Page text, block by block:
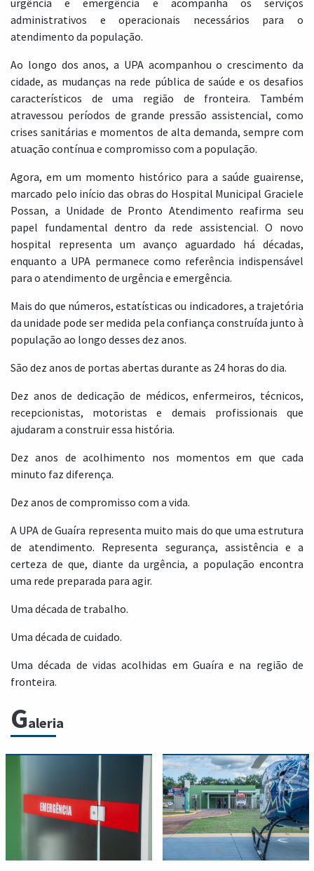
urgência e emergência e acompanha os serviços
administrativos e operacionais necessários para o
atendimento da população.
Ao longo dos anos, a UPA acompanhou o crescimento da
cidade, as mudanças na rede pública de saúde e os desafios
característicos de uma região de fronteira. Também
atravessou períodos de grande pressão assistencial, como
crises sanitárias e momentos de alta demanda, sempre com
atuação contínua e compromisso com a população.
Agora, em um momento histórico para a saúde guairense,
marcado pelo início das obras do Hospital Municipal Graciele
Possan, a Unidade de Pronto Atendimento reafirma seu
papel fundamental dentro da rede assistencial. O novo
hospital representa um avanço aguardado há décadas,
enquanto a UPA permanece como referência indispensável
para o atendimento de urgência e emergência.
Mais do que números, estatísticas ou indicadores, a trajetória
da unidade pode ser medida pela confiança construída junto à
população ao longo desses dez anos.
São dez anos de portas abertas durante as 24 horas do dia.
Dez anos de dedicação de médicos, enfermeiros, técnicos,
recepcionistas, motoristas e demais profissionais que
ajudaram a construir essa história.
Dez anos de acolhimento nos momentos em que cada
minuto faz diferença.
Dez anos de compromisso com a vida.
A UPA de Guaíra representa muito mais do que uma estrutura
de atendimento. Representa segurança, assistência e a
certeza de que, diante da urgência, a população encontra
uma rede preparada para agir.
Uma década de trabalho.
Uma década de cuidado.
Uma década de vidas acolhidas em Guaíra e na região de
fronteira.
Galeria